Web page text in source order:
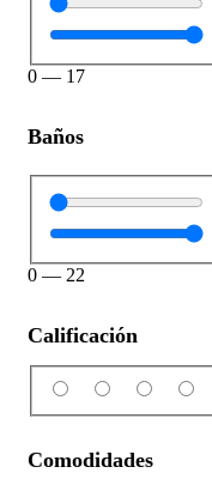
0 — 17
Baños
0 — 22
Calificación
Comodidades